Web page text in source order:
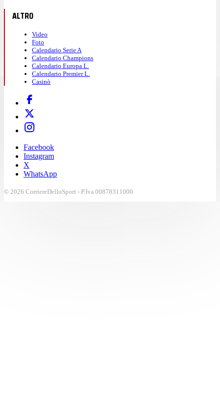
ALTRO
Video
Foto
Calendario Serie A
Calendario Champions
Calendario Europa L.
Calendario Premier L.
Casinò
Facebook
Instagram
X
WhatsApp
© 2026 CorriereDelloSport - P.Iva 00878311000